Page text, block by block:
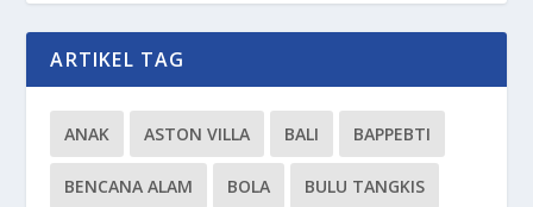
ARTIKEL TAG
ANAK ASTON VILLA BALI BAPPEBTI
BENCANA ALAM BOLA BULU TANGKIS